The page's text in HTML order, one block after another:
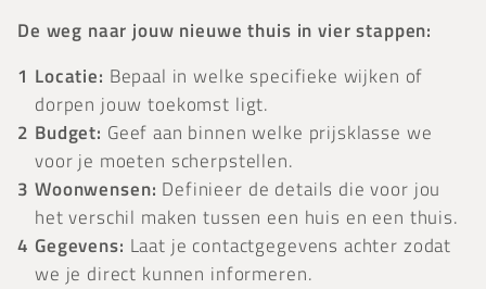
De weg naar jouw nieuwe thuis in vier stappen:
Locatie: Bepaal in welke specifieke wijken of
dorpen jouw toekomst ligt.
Budget: Geef aan binnen welke prijsklasse we
voor je moeten scherpstellen.
Woonwensen: Definieer de details die voor jou
het verschil maken tussen een huis en een thuis.
Gegevens: Laat je contactgegevens achter zodat
we je direct kunnen informeren.